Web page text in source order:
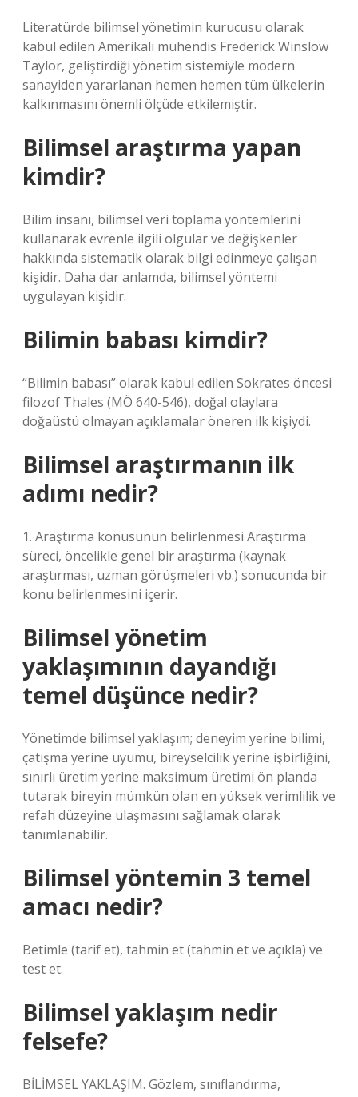
Literatürde bilimsel yönetimin kurucusu olarak
kabul edilen Amerikalı mühendis Frederick Winslow
Taylor, geliştirdiği yönetim sistemiyle modern
sanayiden yararlanan hemen hemen tüm ülkelerin
kalkınmasını önemli ölçüde etkilemiştir.
Bilimsel araştırma yapan
kimdir?
Bilim insanı, bilimsel veri toplama yöntemlerini
kullanarak evrenle ilgili olgular ve değişkenler
hakkında sistematik olarak bilgi edinmeye çalışan
kişidir. Daha dar anlamda, bilimsel yöntemi
uygulayan kişidir.
Bilimin babası kimdir?
“Bilimin babası” olarak kabul edilen Sokrates öncesi
filozof Thales (MÖ 640-546), doğal olaylara
doğaüstü olmayan açıklamalar öneren ilk kişiydi.
Bilimsel araştırmanın ilk
adımı nedir?
1. Araştırma konusunun belirlenmesi Araştırma
süreci, öncelikle genel bir araştırma (kaynak
araştırması, uzman görüşmeleri vb.) sonucunda bir
konu belirlenmesini içerir.
Bilimsel yönetim
yaklaşımının dayandığı
temel düşünce nedir?
Yönetimde bilimsel yaklaşım; deneyim yerine bilimi,
çatışma yerine uyumu, bireyselcilik yerine işbirliğini,
sınırlı üretim yerine maksimum üretimi ön planda
tutarak bireyin mümkün olan en yüksek verimlilik ve
refah düzeyine ulaşmasını sağlamak olarak
tanımlanabilir.
Bilimsel yöntemin 3 temel
amacı nedir?
Betimle (tarif et), tahmin et (tahmin et ve açıkla) ve
test et.
Bilimsel yaklaşım nedir
felsefe?
BİLİMSEL YAKLAŞIM. Gözlem, sınıflandırma,